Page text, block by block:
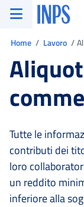
Vai al menu principale
Vai al contenuto
Vai al pie' di pagina
INPS ()
Home Lavoro
Tutte le
contributi dei
loro
un reddito
inferiore alla